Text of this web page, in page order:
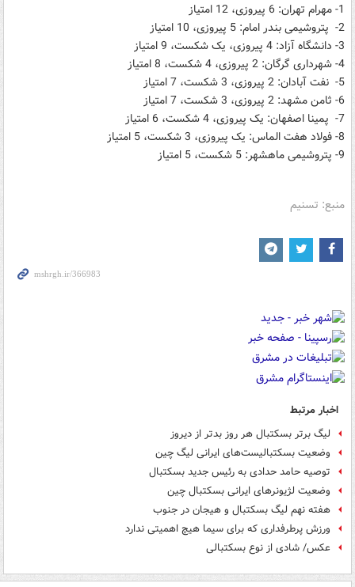
1- مهرام تهران: 6 پیروزی، 12 امتیاز
2- پتروشیمی بندر امام: 5 پیروزی، 10 امتیاز
3- دانشگاه آزاد: 4 پیروزی، یک شکست، 9 امتیاز
4- شهرداری گرگان: 2 پیروزی، 4 شکست، 8 امتیاز
5- نفت آبادان: 2 پیروزی، 3 شکست، 7 امتیاز
6- ثامن مشهد: 2 پیروزی، 3 شکست، 7 امتیاز
7- پمینا اصفهان: یک پیروزی، 4 شکست، 6 امتیاز
8- فولاد هفت الماس: یک پیروزی، 3 شکست، 5 امتیاز
9- پتروشیمی ماهشهر: 5 شکست، 5 امتیاز
منبع: تسنیم
اخبار مرتبط
لیگ برتر بسکتبال هر روز بدتر از دیروز
وضعیت بسکتبالیست‌های ایرانی لیگ چین
توصیه حامد حدادی به رئیس جدید بسکتبال
وضعیت لژیونرهای ایرانی بسکتبال چین
هفته نهم لیگ بسکتبال و هیجان در جنوب
ورزش پرطرفداری که برای سیما هیچ اهمیتی ندارد
عکس/ شادی از نوع بسکتبالی